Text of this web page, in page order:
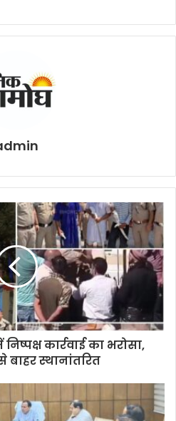
कार्रवाई का भरोसा,
स्थानांतरित